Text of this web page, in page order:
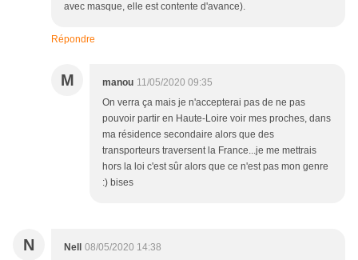
avec masque, elle est contente d'avance).
Répondre
M manou 11/05/2020 09:35
On verra ça mais je n'accepterai pas de ne pas
pouvoir partir en Haute-Loire voir mes proches, dans
ma résidence secondaire alors que des
transporteurs traversent la France...je me mettrais
hors la loi c'est sûr alors que ce n'est pas mon genre
:) bises
N Nell
08/05/2020 14:38